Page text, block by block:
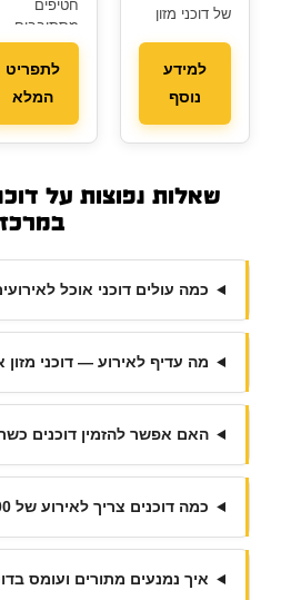
של דוכני מזון
לאירועים
עסקיים
למידע
נוסף
חטיפים
מסתובבים
ומנות בוקר
מפנקות
לתפריט
המלא
שאלות נפוצות על
במרכז
כמה עולים דוכני אוכל
מה עדיף לאירוע — דוכני מזון
האם אפשר להזמין דוכנים
כמה דוכנים צריך לאירוע של 100 אורחים?
איך נמנעים מתורים ועומס